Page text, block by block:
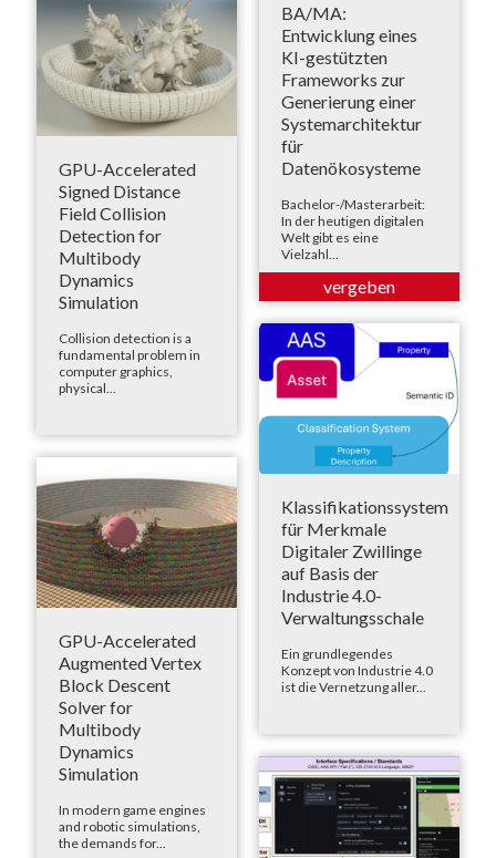
BA/MA:
Entwicklung eines
KI-gestützten
Frameworks zur
Generierung einer
Systemarchitektur
für
Datenökosysteme
Bachelor-/Masterarbeit:
In der heutigen digitalen
Welt gibt es eine
Vielzahl...
GPU-Accelerated
Signed Distance
Field Collision
Detection for
Multibody
Dynamics
Simulation
Collision detection is a
fundamental problem in
computer graphics,
physical...
Klassifikationssystem
für Merkmale
Digitaler Zwillinge
auf Basis der
Industrie 4.0-
Verwaltungsschale
Ein grundlegendes
Konzept von Industrie 4.0
ist die Vernetzung aller...
GPU-Accelerated
Augmented Vertex
Block Descent
Solver for
Multibody
Dynamics
Simulation
In modern game engines
and robotic simulations,
the demands for...